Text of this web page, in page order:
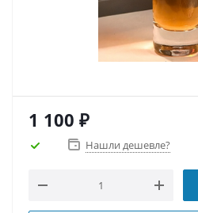
1 100 ₽
Нашли дешевле?